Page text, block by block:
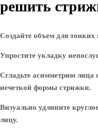
решить
Создайте объем для тонких
Упростите укладку
Сгладьте асимметрию
нечеткой формы стрижки.
Визуально удлините
лицу.